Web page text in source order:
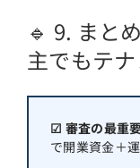
🔹 9. まと
主でもテ
☑ 審査の最重
で開業資金＋